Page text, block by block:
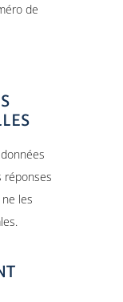
de
réponses
les